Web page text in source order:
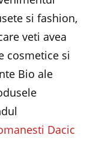
si fashion,
veti avea
cosmetice si
Bio ale
Dacic